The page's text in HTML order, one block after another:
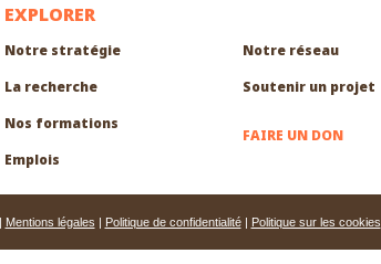
EXPLORER
Notre stratégie
La recherche
Nos formations
Emplois
Notre réseau
Soutenir un projet
FAIRE UN DON
Mentions légales Politique de confidentialité| Politique sur les cookies